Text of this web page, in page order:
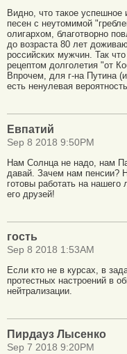
Видно, что такое успешное
песен с неутомимой
олигархом, благотворно
до возраста 80 лет
российских мужчин. Так
рецептом долголетия "от
Впрочем, для г-на Путина
есть ненулевая
Евпатий
Sep 8 2018 9:50PM
Нам Солнца не надо, нам
давай. Зачем нам пенсии?
готовы работать на
его друзей!
гость
Sep 8 2018 1:53AM
Если кто не в курсах, в
протестных настроений в
нейтрализации.
Пирдауз Лысенко
Sep 7 2018 9:20PM